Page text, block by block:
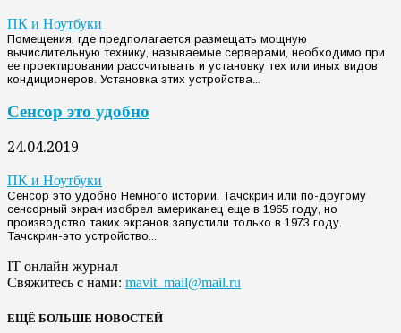
ПК и Ноутбуки
Помещения, где предполагается размещать мощную
вычислительную технику, называемые серверами, необходимо при
ее проектировании рассчитывать и установку тех или иных видов
кондиционеров. Установка этих устройства...
Сенсор это удобно
24.04.2019
ПК и Ноутбуки
Сенсор это удобно Немного истории. Тачскрин или по-другому
сенсорный экран изобрел американец еще в 1965 году, но
производство таких экранов запустили только в 1973 году.
Тачскрин-это устройство...
IT онлайн журнал
Свяжитесь с нами: mavit_mail@mail.ru
ЕЩЁ БОЛЬШЕ НОВОСТЕЙ